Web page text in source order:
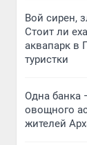
Вой сирен,
Стоит ли
аквапарк в
туристки
Одна банка
овощного
жителей